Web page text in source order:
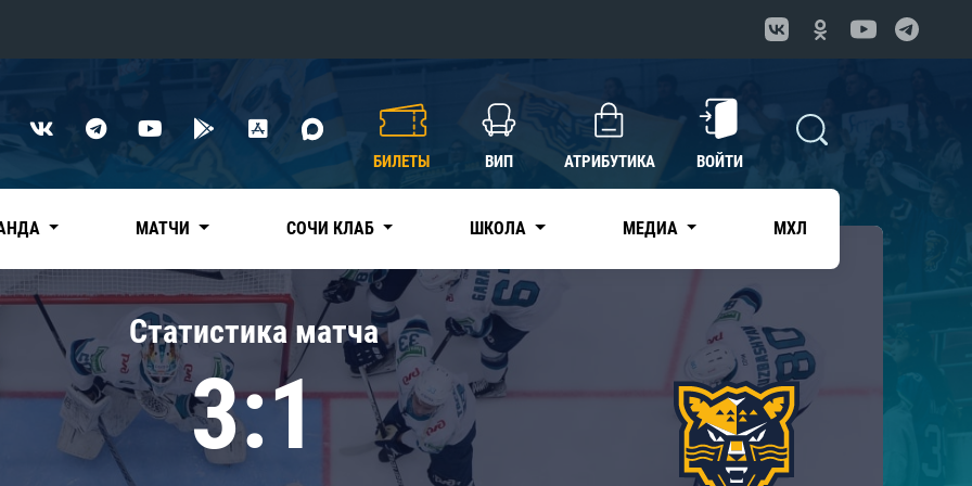
Нефтехимик
Дивизион Чернышева
Авангард
Адмирал
КХЛ
БИЛЕТЫ ВИП АТРИБУТИКА ВОЙТИ
МАТЧИ СОЧИ КЛАБ ШКОЛА МЕДИА МХЛ
Статистика матча
3:1